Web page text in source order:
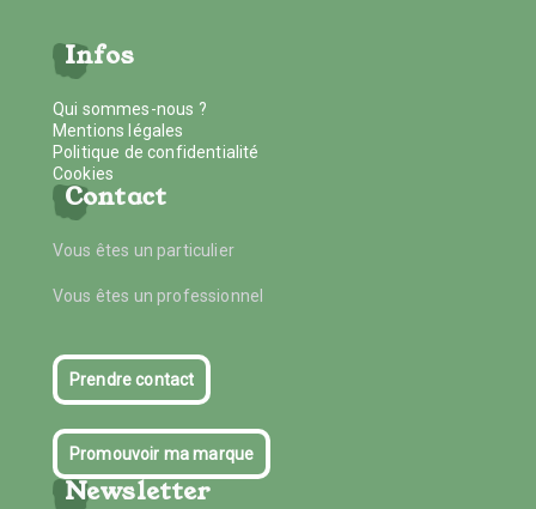
Infos
Qui sommes-nous ?
Mentions légales
Politique de confidentialité
Cookies
Contact
Vous êtes un particulier
Vous êtes un professionnel
Prendre contact
Promouvoir ma marque
Newsletter